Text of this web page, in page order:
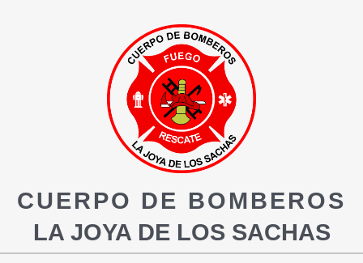
CUERPO DE BOMBEROS
LA JOYA DE LOS SACHAS